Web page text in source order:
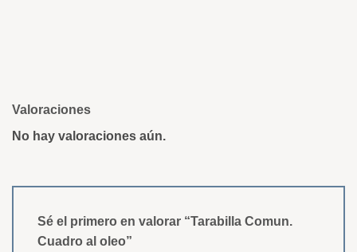
Valoraciones
No hay valoraciones aún.
Sé el primero en valorar “Tarabilla Comun.
Cuadro al oleo”